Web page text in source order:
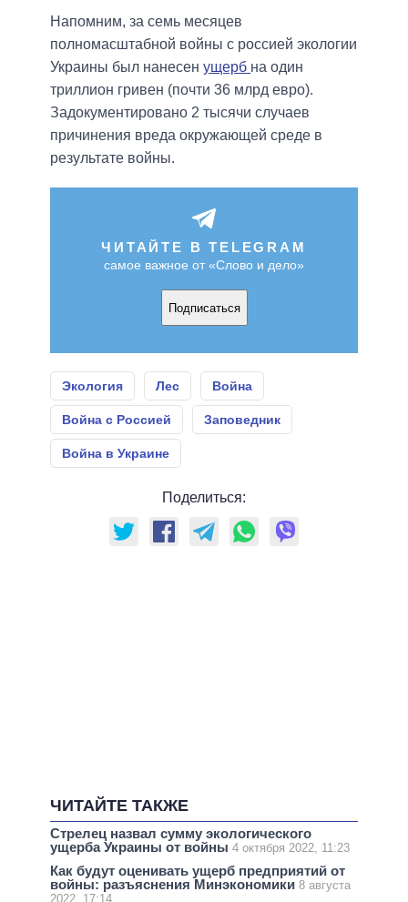
Напомним, за семь месяцев
полномасштабной войны с россией экологии
Украины был нанесен ущерб на один
триллион гривен (почти 36 млрд евро).
Задокументировано 2 тысячи случаев
причинения вреда окружающей среде в
результате войны.
ЧИТАЙТЕ В TELEGRAM
самое важное от «Слово и дело»
Подписаться
Экология Лес Война
Война с Россией Заповедник
Война в Украине
Поделиться:
ЧИТАЙТЕ ТАКЖЕ
Стрелец назвал сумму экологического
ущерба Украины от войны 4 октября 2022, 11:23
Как будут оценивать ущерб предприятий от
войны: разъяснения Минэкономики 8 августа
2022, 17:14